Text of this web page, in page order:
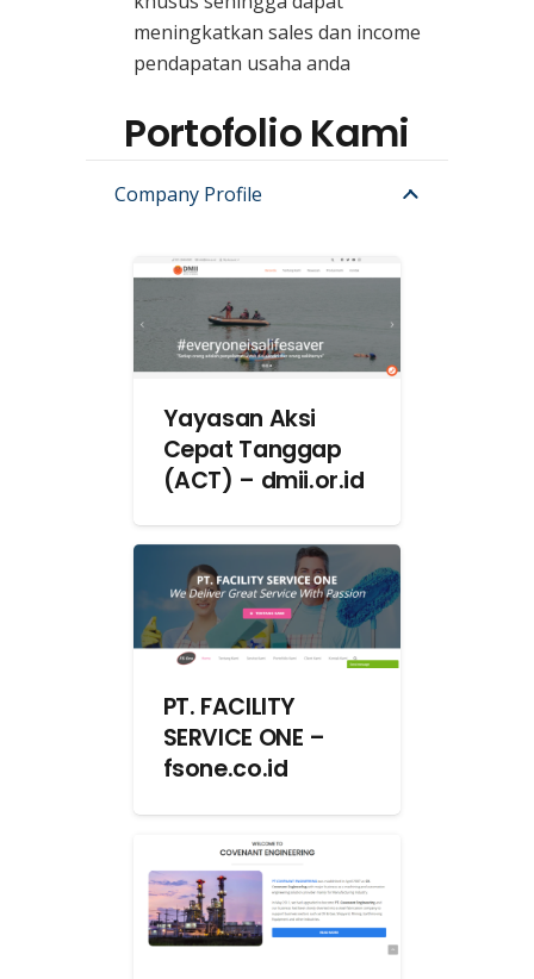
meningkatkan sales dan income
pendapatan usaha anda
Portofolio Kami
Company Profile
Yayasan Aksi
Cepat Tanggap
(ACT) – dmii.or.id
PT. FACILITY
SERVICE ONE –
fsone.co.id